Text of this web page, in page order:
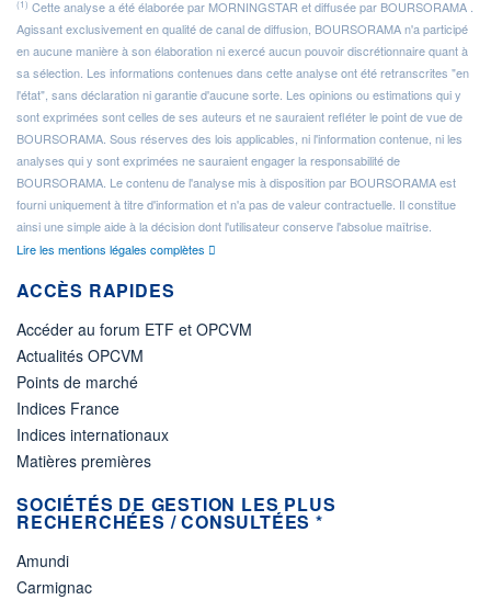
(1) Cette analyse a été élaborée par MORNINGSTAR et diffusée par BOURSORAMA .
Agissant exclusivement en qualité de canal de diffusion, BOURSORAMA n'a participé
en aucune manière à son élaboration ni exercé aucun pouvoir discrétionnaire quant à
sa sélection. Les informations contenues dans cette analyse ont été retranscrites "en
l'état", sans déclaration ni garantie d'aucune sorte. Les opinions ou estimations qui y
sont exprimées sont celles de ses auteurs et ne sauraient refléter le point de vue de
BOURSORAMA. Sous réserves des lois applicables, ni l'information contenue, ni les
analyses qui y sont exprimées ne sauraient engager la responsabilité de
BOURSORAMA. Le contenu de l'analyse mis à disposition par BOURSORAMA est
fourni uniquement à titre d'information et n'a pas de valeur contractuelle. Il constitue
ainsi une simple aide à la décision dont l'utilisateur conserve l'absolue maîtrise.
Lire les mentions légales complètes
ACCÈS RAPIDES
Accéder au forum ETF et OPCVM
Actualités OPCVM
Points de marché
Indices France
Indices internationaux
Matières premières
SOCIÉTÉS DE GESTION LES PLUS
RECHERCHÉES / CONSULTÉES *
Amundi
Carmignac